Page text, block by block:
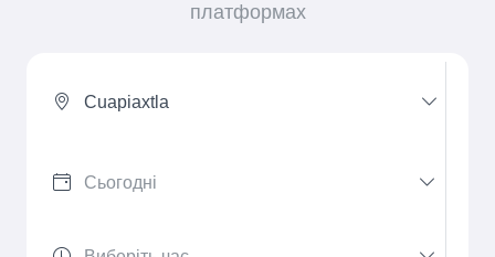
платформах
Cuapiaxtla